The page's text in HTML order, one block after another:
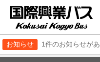
お知らせ 1件のお知らせが